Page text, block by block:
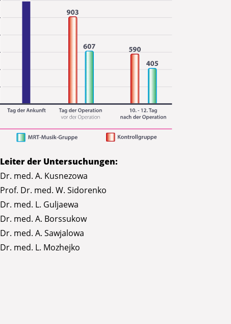
Leiter der Untersuchungen:
Dr. med. A. Kusnezowa
Prof. Dr. med. W. Sidorenko
Dr. med. L. Guljaewa
Dr. med. A. Borssukow
Dr. med. A. Sawjalowa
Dr. med. L. Mozhejko